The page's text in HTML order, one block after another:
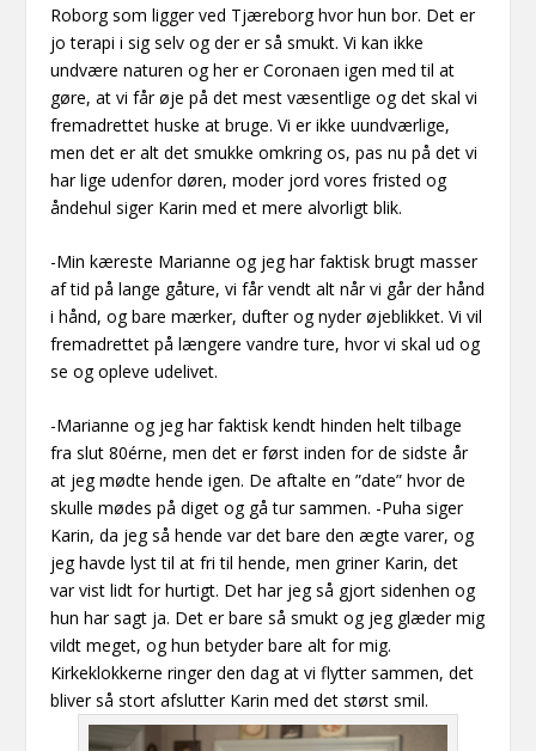
Roborgsom ligger ved Tjæreborg hvor hun bor. Det er
jo terapi i sig selv og der er så smukt. Vi kan ikke
undvære naturen og her erCoronaen igen med til at
gøre, at vi får øje på det mest væsentlige og det skal vi
fremadrettet huske at bruge. Vi er ikke uundværlige,
men det er alt det smukke omkring os, pas nu på det vi
har lige udenfor døren, moder jord vores fristed og
åndehulsigerKarin med et mere alvorligt blik.
-Min kæreste Marianne og jeg har faktisk brugt masser
af tid på lange gåture, vi får vendt alt når vi går der hånd
i hånd, og bare mærker, dufter og nyder øjeblikket. Vi vil
fremadrettet på længere vandre ture, hvor vi skal ud og
se og opleve udelivet.
-Marianne og jeg har faktisk kendt hinden helt tilbage
fra slut 80érne, men det er først inden for de sidste år
at jeg mødte hende igen. De aftalte en ”date” hvor de
skulle mødes på diget og gå tur sammen. -Puha siger
Karin, da jeg såhende var det bare den ægte varer, og
jeg havde lyst til at fri til hende, men griner Karin, det
var vist lidt for hurtigt. Det har jeg så gjort sidenhen og
hun har sagt ja. Det er bare så smukt og jeg glæder mig
vildt meget, og hun betyder bare alt for mig.
Kirkeklokkerne ringer den dag at vi flytter sammen, det
bliver såstort afslutter Karin med det størst smil.